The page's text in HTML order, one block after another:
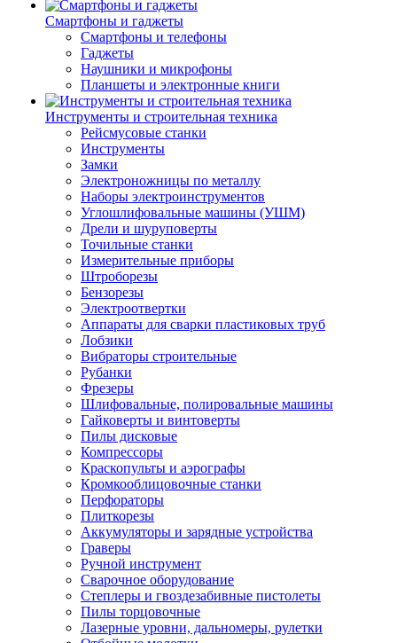
Смартфоны и гаджеты
Смартфоны и телефоны
Гаджеты
Наушники и микрофоны
Планшеты и электронные книги
Инструменты и строительная техника
Рейсмусовые станки
Инструменты
Замки
Электроножницы по металлу
Наборы электроинструментов
Углошлифовальные машины (УШМ)
Дрели и шуруповерты
Точильные станки
Измерительные приборы
Штроборезы
Бензорезы
Электроотвертки
Аппараты для сварки пластиковых труб
Лобзики
Вибраторы строительные
Рубанки
Фрезеры
Шлифовальные, полировальные машины
Гайковерты и винтоверты
Пилы дисковые
Компрессоры
Краскопульты и аэрографы
Кромкооблицовочные станки
Перфораторы
Плиткорезы
Аккумуляторы и зарядные устройства
Граверы
Ручной инструмент
Сварочное оборудование
Степлеры и гвоздезабивные пистолеты
Пилы торцовочные
Лазерные уровни, дальномеры, рулетки